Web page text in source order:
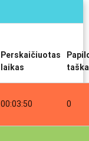
Perskaičiuotas
laikas
00:03:50 0